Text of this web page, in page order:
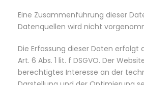
Eine Zusammenführung dieser
Datenquellen wird nicht
Die Erfassung dieser Daten erfolgt
Art. 6 Abs. 1 lit. f DSGVO. Der
berechtigtes Interesse an der